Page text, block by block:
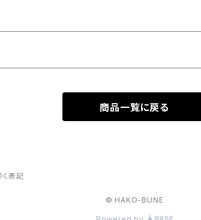
商品一覧に戻る
表記
© HAKO-BUNE